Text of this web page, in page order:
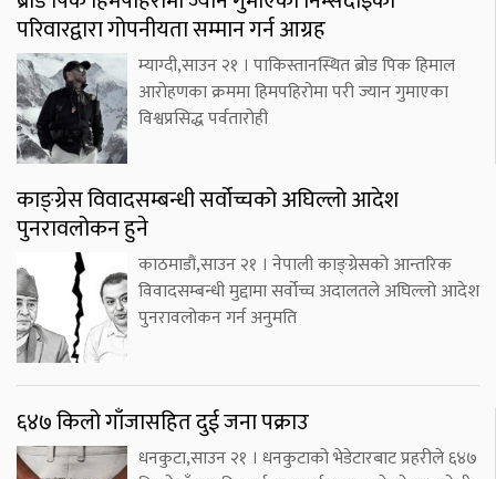
परिवारद्वारा गोपनीयता सम्मान गर्न आग्रह
म्याग्दी,साउन २१ । पाकिस्तानस्थित ब्रोड पिक हिमाल
आरोहणका क्रममा हिमपहिरोमा परी ज्यान गुमाएका
विश्वप्रसिद्ध पर्वतारोही
काङ्ग्रेस विवादसम्बन्धी सर्वोच्चको अघिल्लो आदेश
पुनरावलोकन हुने
काठमाडौं,साउन २१ । नेपाली काङ्ग्रेसको आन्तरिक
विवादसम्बन्धी मुद्दामा सर्वोच्च अदालतले अघिल्लो आदेश
पुनरावलोकन गर्न अनुमति
६४७ किलो गाँजासहित दुई जना पक्राउ
धनकुटा,साउन २१ । धनकुटाको भेडेटारबाट प्रहरीले ६४७